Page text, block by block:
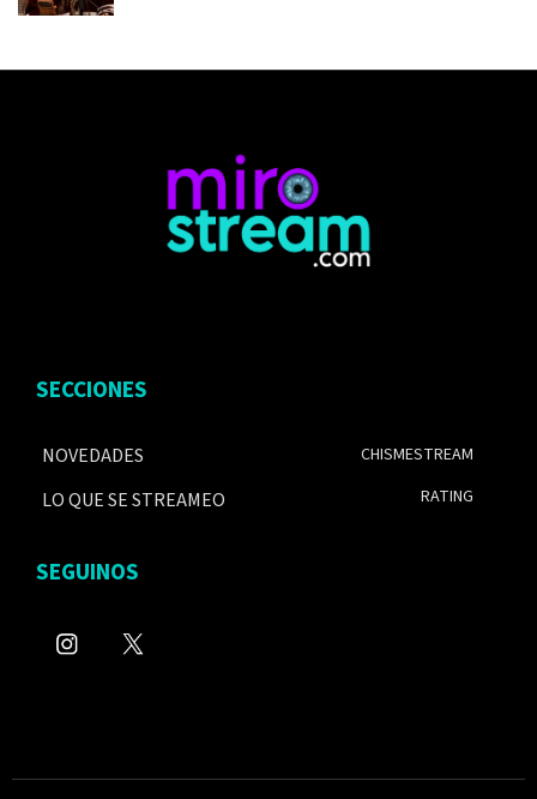
SECCIONES
NOVEDADES
LO QUE SE STREAMEO
CHISMESTREAM
RATING
SEGUINOS